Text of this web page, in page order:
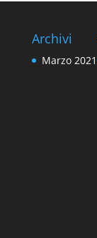
Archivi
Marzo 2021